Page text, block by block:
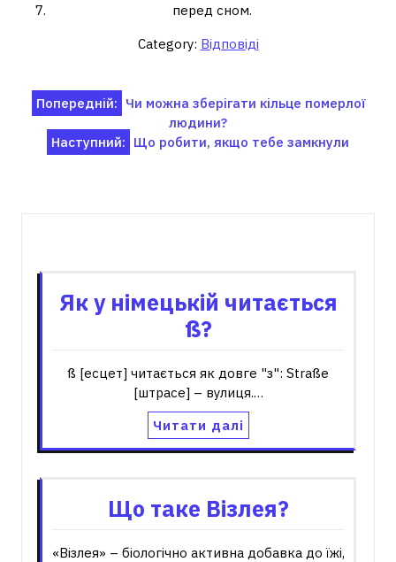
перед сном.
Category: Відповіді
Навігація
записів
Попередній: Чи можна зберігати кільце померлої
людини?
Наступний: Що робити, якщо тебе замкнули
Як у німецькій читається
ß?
ß [есцет] читається як довге "з": Straße
[штрасе] – вулиця.…
Читати далі
Що таке Візлея?
«Візлея» – біологічно активна добавка до їжі,